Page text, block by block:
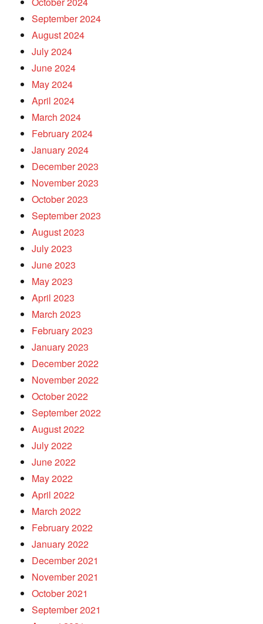
September 2024
August 2024
July 2024
June 2024
May 2024
April 2024
March 2024
February 2024
January 2024
December 2023
November 2023
October 2023
September 2023
August 2023
July 2023
June 2023
May 2023
April 2023
March 2023
February 2023
January 2023
December 2022
November 2022
October 2022
September 2022
August 2022
July 2022
June 2022
May 2022
April 2022
March 2022
February 2022
January 2022
December 2021
November 2021
October 2021
September 2021